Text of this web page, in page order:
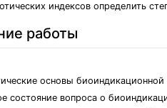
индексов определить
работы
основы
состояние вопроса о